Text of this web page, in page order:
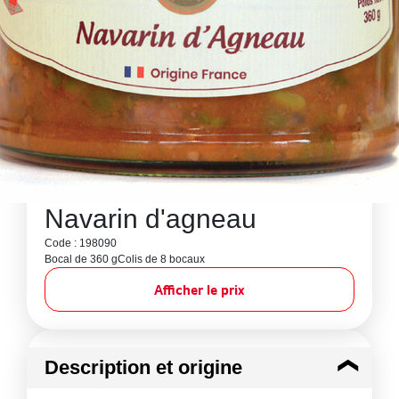
Navarin d'agneau
Code : 198090
Bocal de 360 gColis de 8 bocaux
Afficher le prix
Description et origine